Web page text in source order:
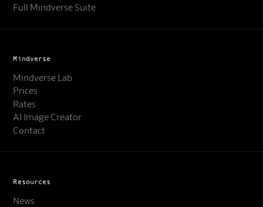
Full Mindverse Suite
Mindverse
Mindverse Lab
Prices
Rates
AI Image Creator
Contact
Resources
News